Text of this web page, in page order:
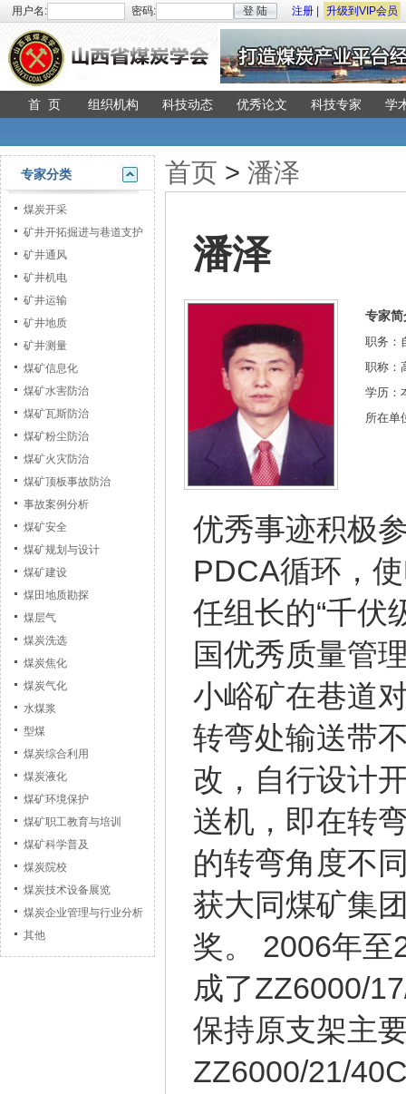
用户名: 密码: 登 陆 注册 升级到VIP会员
学
科技专家
优秀论文
科技动态
组织机构
首 页
专家分类
煤炭开采
矿井开拓掘进与巷道支护
矿井通风
矿井机电
矿井运输
矿井地质
矿井测量
煤矿信息化
煤矿水害防治
煤矿瓦斯防治
煤矿粉尘防治
煤矿火灾防治
煤矿顶板事故防治
事故案例分析
煤矿安全
煤矿规划与设计
煤矿建设
煤田地质勘探
煤层气
煤炭洗选
煤炭焦化
煤炭气化
水煤浆
型煤
煤炭综合利用
煤炭液化
煤矿环境保护
煤矿职工教育与培训
煤矿科学普及
煤炭院校
煤炭技术设备展览
煤炭企业管理与行业分析
其他
首页 > 潘泽
潘泽
专家简
职务：
职称：
学历：
所在单
优秀事迹积极
PDCA循环，
任组长的“千伏
国优秀质量管
小峪矿在巷道
转弯处输送带
改，自行设计
送机，即在转
的转弯角度不
获大同煤矿集
奖。 2006年至
成了ZZ6000/
保持原支架主
ZZ6000/21/